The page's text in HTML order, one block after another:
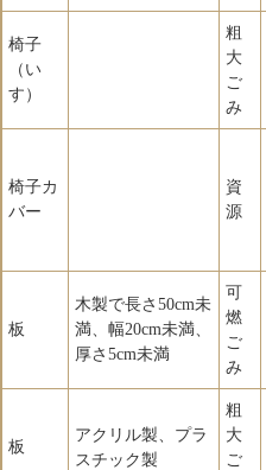
椅子
（い
す）
粗
大
ご
み
椅子カ
バー
資
源
板
木製で長さ50cm未
満、幅20cm未満、
厚さ5cm未満
可
燃
ご
み
板
アクリル製、プラ
スチック製
粗
大
ご